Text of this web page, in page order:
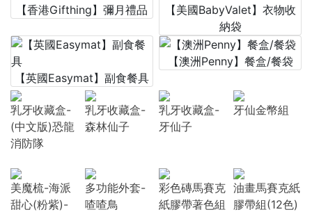
【香港Gifthing】彌月禮品
【美國BabyValet】衣物收
納袋
【英國Easymat】副食餐具
【澳洲Penny】餐盒/餐袋
乳牙收藏盒-
(中文版)恐龍
消防隊
乳牙收藏盒-
森林仙子
乳牙收藏盒-
牙仙子
牙仙金幣組
美魔梳-海派
甜心(粉紫)-
多功能外套-
喳喳鳥
彩色磚馬賽克
紙膠帶著色組
油畫馬賽克紙
膠帶組(12色)